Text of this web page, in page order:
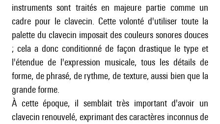
instruments sont traités en majeure partie comme un
cadre pour le clavecin. Cette volonté d'utiliser toute la
palette du clavecin imposait des couleurs sonores douces
; cela a donc conditionné de façon drastique le type et
l'étendue de l'expression musicale, tous les détails de
forme, de phrasé, de rythme, de texture, aussi bien que la
grande forme.
À cette époque, il semblait très important d'avoir un
clavecin renouvelé, exprimant des caractères inconnus de